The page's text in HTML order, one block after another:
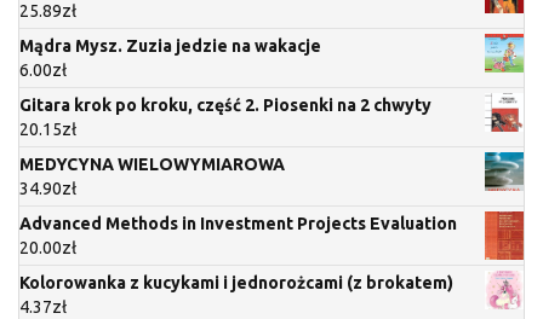
25.89zł
Mądra Mysz. Zuzia jedzie na wakacje
6.00zł
Gitara krok po kroku, część 2. Piosenki na 2 chwyty
20.15zł
MEDYCYNA WIELOWYMIAROWA
34.90zł
Advanced Methods in Investment Projects Evaluation
20.00zł
Kolorowanka z kucykami i jednorożcami (z brokatem)
4.37zł